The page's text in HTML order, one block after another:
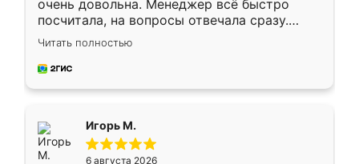
очень довольна. Менеджер всё быстро
посчитала, на вопросы отвечала сразу.
Замерщик приехал в субботу, подошёл к
делу со всей ответственностью. Собрали
за день, ребята работали аккуратно, даже
Читать полностью
Игорь М.
6 августа 2026